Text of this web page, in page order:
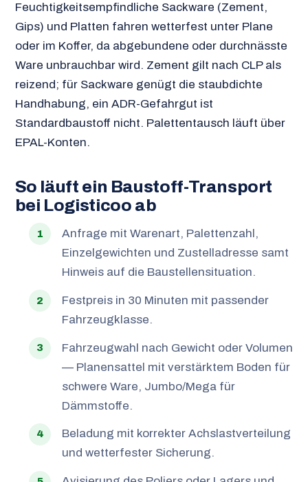
Feuchtigkeitsempfindliche Sackware (Zement,
Gips) und Platten fahren wetterfest unter Plane
oder im Koffer, da abgebundene oder durchnässte
Ware unbrauchbar wird. Zement gilt nach CLP als
reizend; für Sackware genügt die staubdichte
Handhabung, ein ADR-Gefahrgut ist
Standardbaustoff nicht. Palettentausch läuft über
EPAL-Konten.
So läuft ein Baustoff-Transport
bei Logisticoo ab
Anfrage mit Warenart, Palettenzahl,
Einzelgewichten und Zustelladresse samt
Hinweis auf die Baustellensituation.
Festpreis in 30 Minuten mit passender
Fahrzeugklasse.
Fahrzeugwahl nach Gewicht oder Volumen
— Planensattel mit verstärktem Boden für
schwere Ware, Jumbo/Mega für
Dämmstoffe.
Beladung mit korrekter Achslastverteilung
und wetterfester Sicherung.